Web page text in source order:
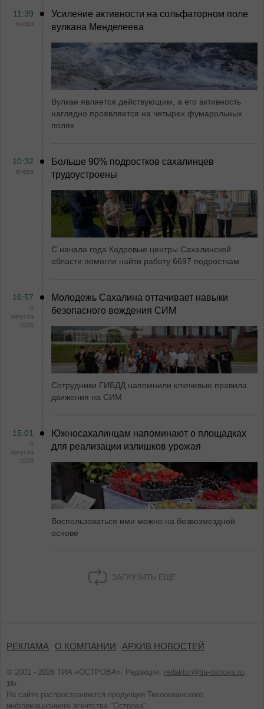
11:39
вчера
Усиление активности на сольфаторном поле
вулкана Менделеева
Вулкан является действующим, а его активность
наглядно проявляется на четырех фумарольных
полях
10:32
вчера
Больше 90% подростков сахалинцев
трудоустроены
С начала года Кадровые центры Сахалинской
области помогли найти работу 6697 подросткам
16:57
6
августа
2026
Молодежь Сахалина оттачивает навыки
безопасного вождения СИМ
Сотрудники ГИБДД напомнили ключевые правила
движения на СИМ
15:01
6
августа
2026
Южносахалинцам напоминают о площадках
для реализации излишков урожая
Воспользоваться ими можно на безвозмездной
основе
ЗАГРУЗИТЬ ЕЩЕ
РЕКЛАМА О КОМПАНИИ АРХИВ НОВОСТЕЙ
© 2001 - 2026 ТИА «ОСТРОВА». Редакция: redaktor@tia-ostrova.ru.
18+
На сайте распространяется продукция Тихоокеанского
информационного агентства "Острова".